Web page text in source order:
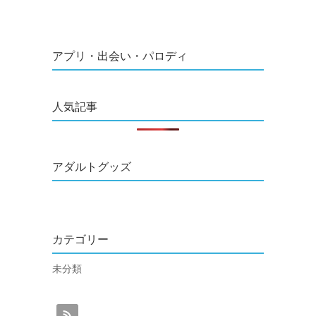
アプリ・出会い・パロディ
人気記事
アダルトグッズ
カテゴリー
未分類